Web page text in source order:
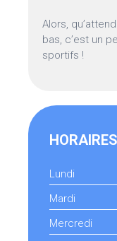
Alors,
bas, c’est un
sportifs !
HORAIRES
Lundi
Mardi
Mercredi